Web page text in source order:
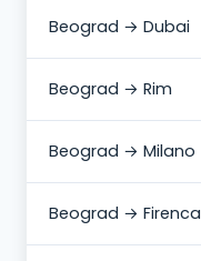
Beograd → Dubai
Beograd → Rim
Beograd → Milano
Beograd → Firenca